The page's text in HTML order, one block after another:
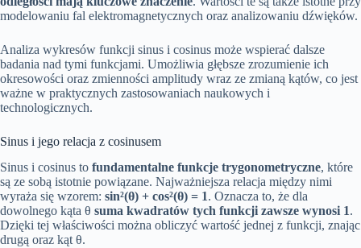
modelowaniu fal elektromagnetycznych oraz analizowaniu dźwięków.
Analiza wykresów funkcji sinus i cosinus może wspierać dalsze
badania nad tymi funkcjami. Umożliwia głębsze zrozumienie ich
okresowości oraz zmienności amplitudy wraz ze zmianą kątów, co jest
ważne w praktycznych zastosowaniach naukowych i
technologicznych.
Sinus i jego relacja z cosinusem
Sinus i cosinus to fundamentalne funkcje trygonometryczne, które
są ze sobą istotnie powiązane. Najważniejsza relacja między nimi
wyraża się wzorem: sin²(θ) + cos²(θ) = 1. Oznacza to, że dla
dowolnego kąta θ suma kwadratów tych funkcji zawsze wynosi 1.
Dzięki tej właściwości można obliczyć wartość jednej z funkcji, znając
drugą oraz kąt θ.